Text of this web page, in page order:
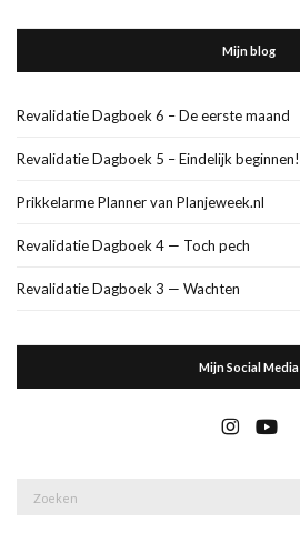
Mijn blog
Revalidatie Dagboek 6 – De eerste maand
Revalidatie Dagboek 5 – Eindelijk beginnen!
Prikkelarme Planner van Planjeweek.nl
Revalidatie Dagboek 4 — Toch pech
Revalidatie Dagboek 3 — Wachten
Mijn Social Media